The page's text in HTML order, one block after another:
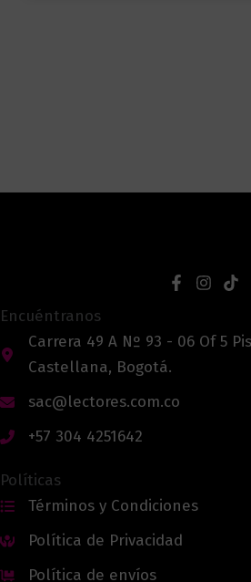
Encuéntranos
Carrera 49 A Nº 93 - 06 Of 5
Castellana, Bogotá.
sac@lectores.com.co
+57 304 4251642
Políticas
Términos y Condiciones
Política de Privacidad
Política de envíos